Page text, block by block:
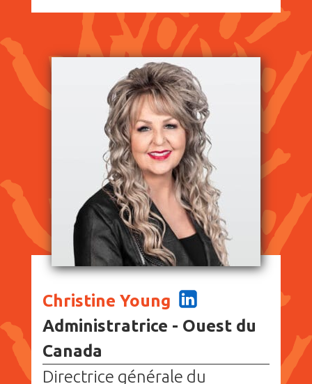
Christine Young
Administratrice - Ouest du
Canada
Directrice générale du